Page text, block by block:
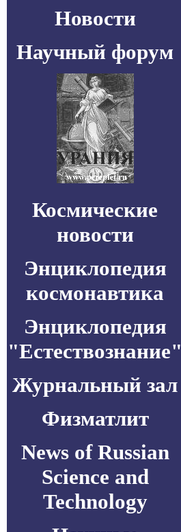
Новости
Научный форум
Космические
новости
Энциклопедия
космонавтика
Энциклопедия
"Естествознание"
Журнальный зал
Физматлит
News of Russian
Science and
Technology